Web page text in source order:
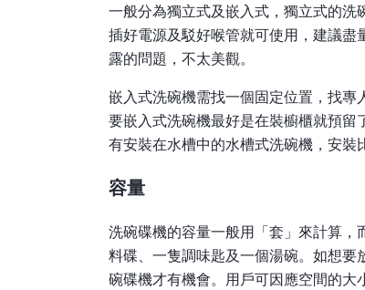
一般分為獨立式及嵌入式，獨立式的
插好電源及駁好喉管就可使用，建議
露的問題，不太美觀。
嵌入式洗碗機需找一個固定位置，找
要嵌入式洗碗機最好是在裝櫥櫃就預
有安裝在水槽中的水槽式洗碗機，安裝
容量
洗碗碟機的容量一般用「套」來計算
料碟、一隻調味匙及一個湯碗。如想
碗碟機才有機會。用戶可因應空間的